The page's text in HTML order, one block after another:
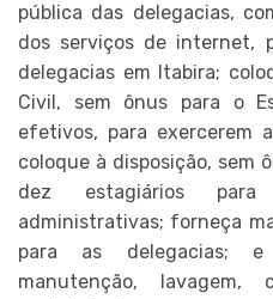
pública das delegacias,
dos serviços de internet,
delegacias em Itabira;
Civil, sem ônus para o
efetivos, para exercerem
coloque à disposição, sem
dez estagiários para
administrativas; forneça
para as delegacias; e
manutenção, lavagem,